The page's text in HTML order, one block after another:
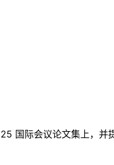
国际会议论文集上，